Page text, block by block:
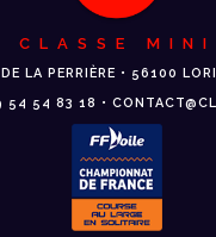
CLASSE MINI
LA PERRIÈRE • 56100
54 83 18 •